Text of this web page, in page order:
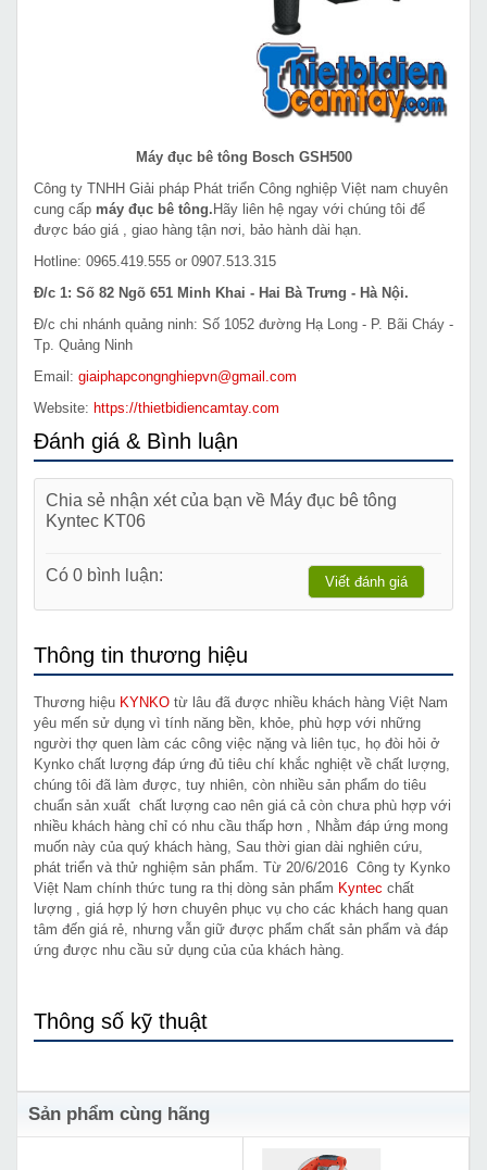
Máy đục bê tông Bosch GSH500
Công ty TNHH Giải pháp Phát triển Công nghiệp Việt nam chuyên
cung cấp máy đục bê tông. Hãy liên hệ ngay với chúng tôi để
được báo giá , giao hàng tận nơi, bảo hành dài hạn.
Hotline: 0965.419.555 or 0907.513.315
Đ/c 1: Số 82 Ngõ 651 Minh Khai - Hai Bà Trưng - Hà Nội.
Đ/c chi nhánh quảng ninh: Số 1052 đường Hạ Long - P. Bãi Cháy -
Tp. Quảng Ninh
Email: giaiphapcongnghiepvn@gmail.com
Website: https://thietbidiencamtay.com
Đánh giá & Bình luận
Chia sẻ nhận xét của bạn về Máy đục bê tông
Kyntec KT06
Có 0 bình luận: Viết đánh giá
Thông tin thương hiệu
Thương hiệu KYNKO từ lâu đã được nhiều khách hàng Việt Nam
yêu mến sử dụng vì tính năng bền, khỏe, phù hợp với những
người thợ quen làm các công việc nặng và liên tục, họ đòi hỏi ở
Kynko chất lượng đáp ứng đủ tiêu chí khắc nghiệt về chất lượng,
chúng tôi đã làm được, tuy nhiên, còn nhiều sản phẩm do tiêu
chuẩn sản xuất chất lượng cao nên giá cả còn chưa phù hợp với
nhiều khách hàng chỉ có nhu cầu thấp hơn , Nhằm đáp ứng mong
muốn này của quý khách hàng, Sau thời gian dài nghiên cứu,
phát triển và thử nghiệm sản phẩm. Từ 20/6/2016 Công ty Kynko
Việt Nam chính thức tung ra thị dòng sản phẩm Kyntec chất
lượng , giá hợp lý hơn chuyên phục vụ cho các khách hang quan
tâm đến giá rẻ, nhưng vẫn giữ được phẩm chất sản phẩm và đáp
ứng được nhu cầu sử dụng của của khách hàng.
Thông số kỹ thuật
Sản phẩm cùng hãng